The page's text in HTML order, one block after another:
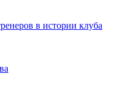
в истории клуба